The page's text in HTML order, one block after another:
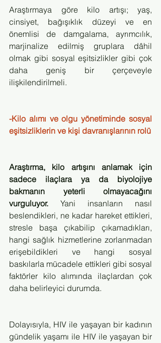
Araştırmaya göre kilo artışı; yaş,
cinsiyet, bağışıklık düzeyi ve en
önemlisi de damgalama, ayrımcılık,
marjinalize edilmiş gruplara dâhil
olmak gibi sosyal eşitsizlikler gibi çok
daha geniş bir çerçeveyle
ilişkilendirilmeli.
-Kilo alımı ve olgu yönetiminde sosyal
eşitsizliklerin ve kişi davranışlarının rolü
Araştırma, kilo artışını anlamak için
sadece ilaçlara ya da biyolojiye
bakmanın yeterli olmayacağını
vurguluyor. Yani insanların nasıl
beslendikleri, ne kadar hareket ettikleri,
stresle başa çıkabilip çıkamadıkları,
hangi sağlık hizmetlerine zorlanmadan
erişebildikleri ve hangi sosyal
baskılarla mücadele ettikleri gibi sosyal
faktörler kilo alımında ilaçlardan çok
daha belirleyici durumda.
Dolayısıyla, HIV ile yaşayan bir kadının
gündelik yaşamı ile HIV ile yaşayan bir